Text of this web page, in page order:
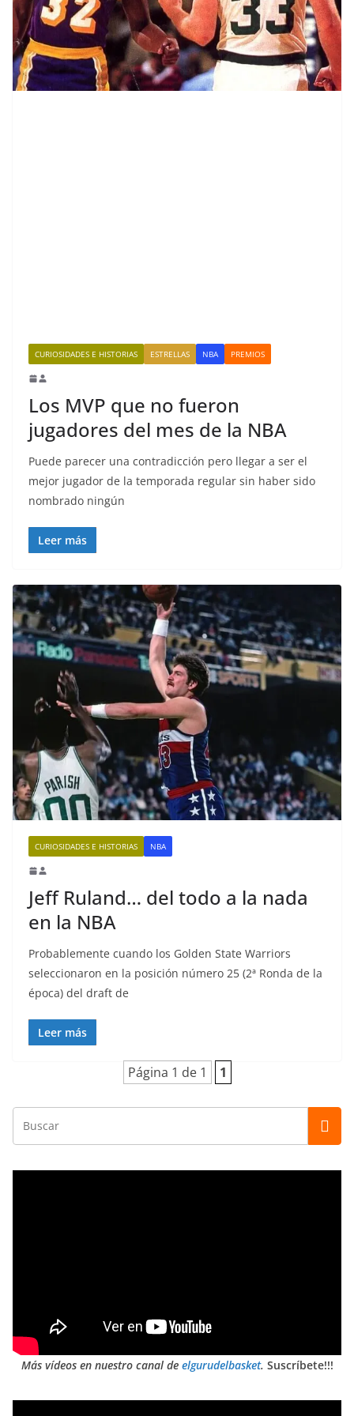
CURIOSIDADES E HISTORIAS ESTRELLAS NBA PREMIOS
Los MVP que no fueron
jugadores del mes de la NBA
Puede parecer una contradicción pero llegar a ser el
mejor jugador de la temporada regular sin haber sido
nombrado ningún
Leer más
CURIOSIDADES E HISTORIAS NBA
Jeff Ruland… del todo a la nada
en la NBA
Probablemente cuando los Golden State Warriors
seleccionaron en la posición número 25 (2ª Ronda de la
época) del draft de
Leer más
Página 1 de 1 1
Más vídeos en nuestro canal de elgurudelbasket. Suscríbete!!!